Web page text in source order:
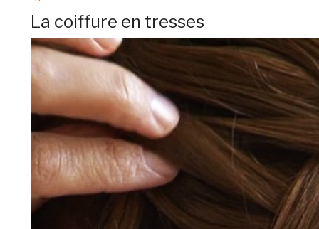
La coiffure en tresses